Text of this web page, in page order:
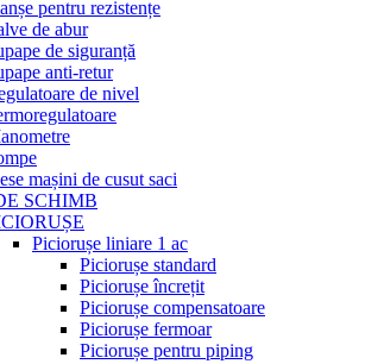
pentru rezistențe
de abur
de siguranță
anti-retur
de nivel
mașini de cusut saci
SCHIMB
Piciorușe liniare 1 ac
Piciorușe standard
Piciorușe încrețit
Piciorușe compensatoare
Piciorușe fermoar
Piciorușe pentru piping